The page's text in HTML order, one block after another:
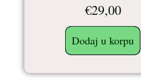
€29,00
Dodaj u korpu